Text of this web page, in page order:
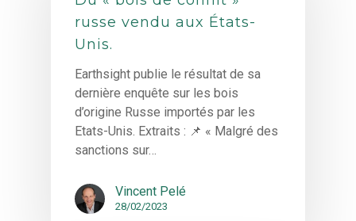
russe vendu aux États-
Unis.
Earthsight publie le résultat de sa
dernière enquête sur les bois
d’origine Russe importés par les
Etats-Unis. Extraits : 📌 « Malgré des
sanctions sur…
Vincent Pelé
28/02/2023